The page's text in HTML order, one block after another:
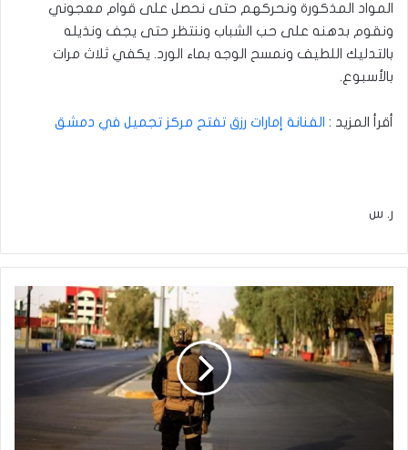
المواد المذكورة ونحركهم حتى نحصل على قوام معجوني
ونقوم بدهنه على حب الشباب وننتظر حتى يجف ونذيله
بالتدليك اللطيف ونمسح الوجه بماء الورد. يكفي ثلاث مرات
بالأسبوع.
أقرأ المزيد : الفنانة إمارات رزق تفتح مركز تجميل في دمشق
ر. س
'أيام
محددة
بالأسبوع'..
الصحة
تفرض